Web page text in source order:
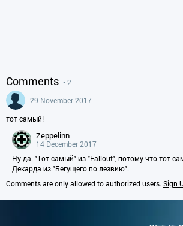
Comments • 2
29 November 2017
тот самый!
zeppelinn
14 December 2017
Ну да. "Тот самый" из "Fallout", потому что тот
Декарда из "Бегущего по лезвию".
Comments are only allowed to authorized users. Sign